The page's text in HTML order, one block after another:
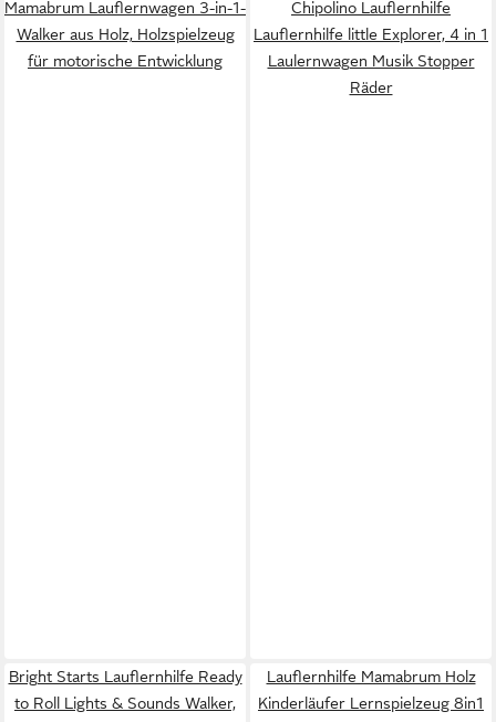
Mamabrum Lauflernwagen 3-in-1-
Walker aus Holz, Holzspielzeug
für motorische Entwicklung
Chipolino Lauflernhilfe
Lauflernhilfe little Explorer, 4 in 1
Laulernwagen Musik Stopper
Räder
Bright Starts Lauflernhilfe Ready
to Roll Lights & Sounds Walker,
Lauflernhilfe Mamabrum Holz
Kinderläufer Lernspielzeug 8in1